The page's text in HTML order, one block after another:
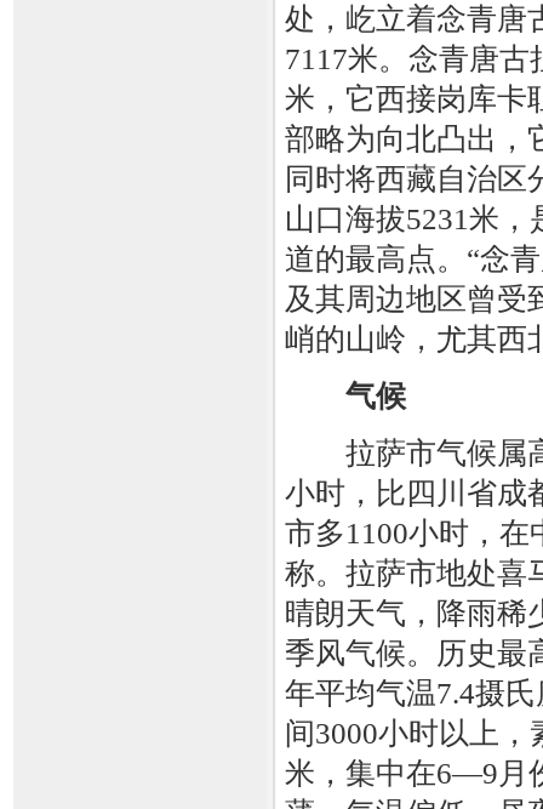
处，屹立着念青唐
7117米。念青唐
米，它西接岗库卡
部略为向北凸出，
同时将西藏自治区
山口海拔5231米
道的最高点。“念
及其周边地区曾受
峭的山岭，尤其西
气候
拉萨市气候属高
小时，比四川省成
市多1100小时，在
称。拉萨市地处喜
晴朗天气，降雨稀
季风气候。历史最
年平均气温7.4摄
间3000小时以上
米，集中在6—9月